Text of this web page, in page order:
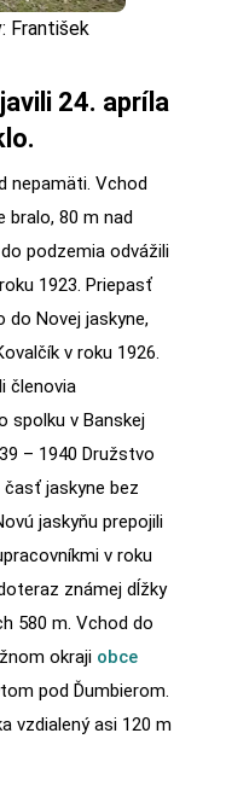
František
24. apríla
nepamäti. Vchod
bralo, 80 m nad
podzemia odvážili
1923. Priepasť
Novej jaskyne,
v roku 1926.
členovia
spolku v Banskej
– 1940 Družstvo
jaskyne bez
jaskyňu prepojili
v roku
známej dĺžky
580 m. Vchod do
okraji obce
pod Ďumbierom.
vzdialený asi 120 m